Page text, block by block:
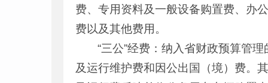
费、专用资料及一般设备购置费、办
费以及其他费用。
“三公”经费：纳入省财政预算管
及运行维护费和因公出国（境）费。